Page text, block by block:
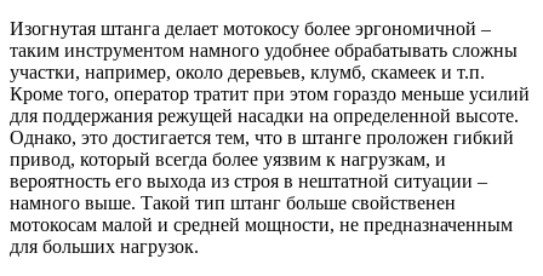
Изогнутая штанга делает мотокосу более эргономичной –
таким инструментом намного удобнее обрабатывать сложны
участки, например, около деревьев, клумб, скамеек и т.п.
Кроме того, оператор тратит при этом гораздо меньше усилий
для поддержания режущей насадки на определенной высоте.
Однако, это достигается тем, что в штанге проложен гибкий
привод, который всегда более уязвим к нагрузкам, и
вероятность его выхода из строя в нештатной ситуации –
намного выше. Такой тип штанг больше свойственен
мотокосам малой и средней мощности, не предназначенным
для больших нагрузок.